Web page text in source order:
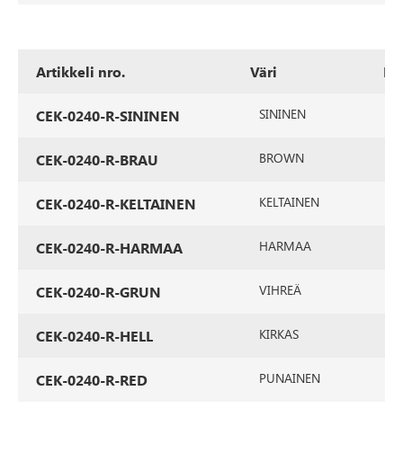
Artikkeli nro. Väri
CEK-0240-R-SININEN SININEN
CEK-0240-R-BRAU BROWN
CEK-0240-R-KELTAINEN KELTAINEN
CEK-0240-R-HARMAA HARMAA
CEK-0240-R-GRUN VIHREÄ
CEK-0240-R-HELL KIRKAS
CEK-0240-R-RED PUNAINEN